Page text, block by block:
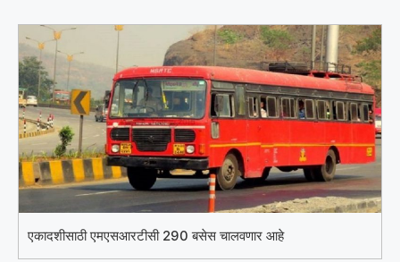
एकादशीसाठी एमएसआरटीसी 290 बसेस चालवणार आहे